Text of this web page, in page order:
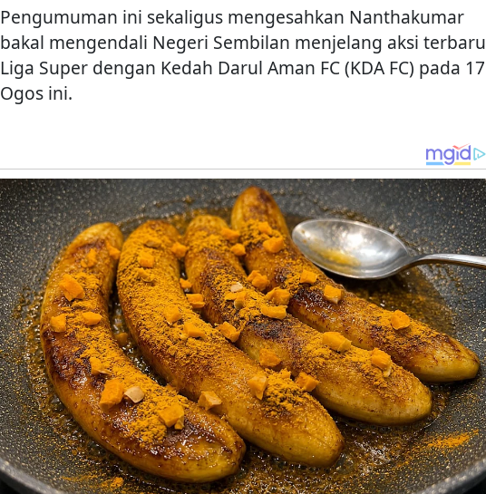
Pengumuman ini sekaligus mengesahkan Nanthakumar
bakal mengendali Negeri Sembilan menjelang aksi terbaru
Liga Super dengan Kedah Darul Aman FC (KDA FC) pada 17
Ogos ini.